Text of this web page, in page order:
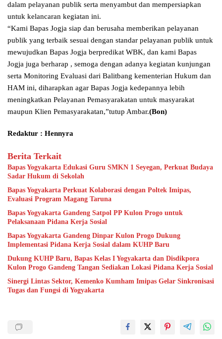
dalam pelayanan publik serta menyambut dan mempersiapkan
untuk kelancaran kegiatan ini.
“Kami Bapas Jogja siap dan berusaha memberikan pelayanan
publik yang terbaik sesuai dengan standar pelayanan publik untuk
mewujudkan Bapas Jogja berpredikat WBK, dan kami Bapas
Jogja juga berharap , semoga dengan adanya kegiatan kunjungan
serta Monitoring Evaluasi dari Balitbang kementerian Hukum dan
HAM ini, diharapkan agar Bapas Jogja kedepannya lebih
meningkatkan Pelayanan Pemasyarakatan untuk masyarakat
maupun Klien Pemasyarakatan,”tutup Ambar.(Bon)
Redaktur : Hennyra
Berita Terkait
Bapas Yogyakarta Edukasi Guru SMKN 1 Seyegan, Perkuat Budaya
Sadar Hukum di Sekolah
Bapas Yogyakarta Perkuat Kolaborasi dengan Poltek Imipas,
Evaluasi Program Magang Taruna
Bapas Yogyakarta Gandeng Satpol PP Kulon Progo untuk
Pelaksanaan Pidana Kerja Sosial
Bapas Yogyakarta Gandeng Dinpar Kulon Progo Dukung
Implementasi Pidana Kerja Sosial dalam KUHP Baru
Dukung KUHP Baru, Bapas Kelas I Yogyakarta dan Disdikpora
Kulon Progo Gandeng Tangan Sediakan Lokasi Pidana Kerja Sosial
Sinergi Lintas Sektor, Kemenko Kumham Imipas Gelar Sinkronisasi
Tugas dan Fungsi di Yogyakarta